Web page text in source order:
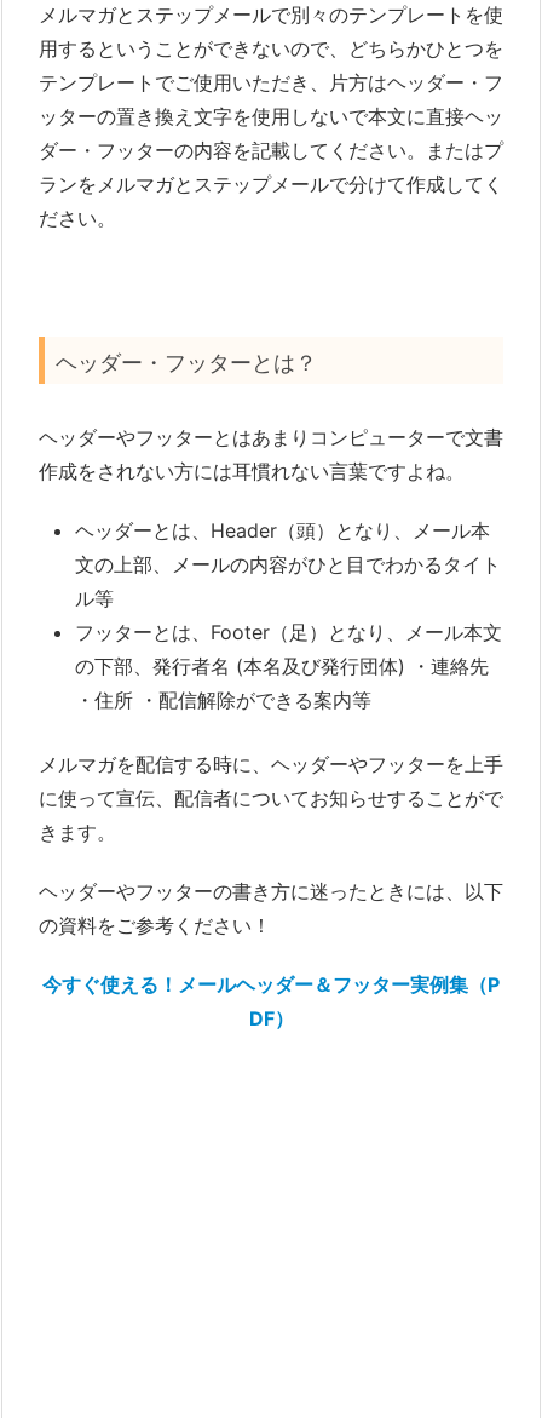
メルマガとステップメールで別々のテンプレートを使
用するということができないので、どちらかひとつを
テンプレートでご使用いただき、片方はヘッダー・フ
ッターの置き換え文字を使用しないで本文に直接ヘッ
ダー・フッターの内容を記載してください。またはプ
ランをメルマガとステップメールで分けて作成してく
ださい。
ヘッダー・フッターとは？
ヘッダーやフッターとはあまりコンピューターで文書
作成をされない方には耳慣れない言葉ですよね。
ヘッダーとは、Header（頭）となり、メール本
文の上部、メールの内容がひと目でわかるタイト
ル等
フッターとは、Footer（足）となり、メール本文
の下部、発行者名 (本名及び発行団体) ・連絡先
・住所 ・配信解除ができる案内等
メルマガを配信する時に、ヘッダーやフッターを上手
に使って宣伝、配信者についてお知らせすることがで
きます。
ヘッダーやフッターの書き方に迷ったときには、以下
の資料をご参考ください！
今すぐ使える！メールヘッダー＆フッター実例集（P
DF）